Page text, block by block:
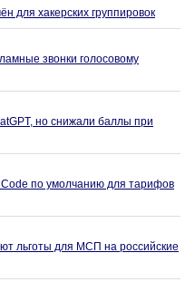
для хакерских группировок
звонки голосовому
но снижали баллы при
по умолчанию для тарифов
льготы для МСП на российские